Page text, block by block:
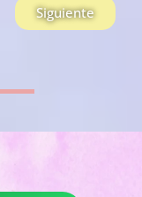
Siguiente